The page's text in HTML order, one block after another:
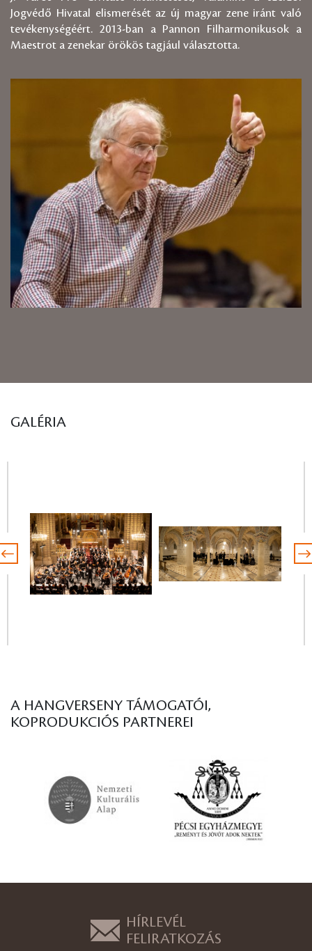
Jogvédő Hivatal elismerését az új magyar zene iránt való
tevékenységéért. 2013-ban a Pannon Filharmonikusok a
Maestrot a zenekar örökös tagjául választotta.
GALÉRIA
A HANGVERSENY TÁMOGATÓI,
KOPRODUKCIÓS PARTNEREI
HÍRLEVÉL
FELIRATKOZÁS